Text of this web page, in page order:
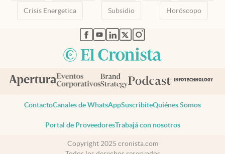
Crisis Energetica Subsidio Horóscopo
abre en nueva pestaña
abre en nueva pestaña
abre en nueva pestaña
abre en nueva pestaña
abre en nueva pestaña
ContactoCanales de WhatsAppSuscribiteQuiénes Somos
Portal de ProveedoresTrabajá con nosotros
Copyright 2025 cronista.com